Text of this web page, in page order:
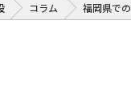
コラム 福岡県で